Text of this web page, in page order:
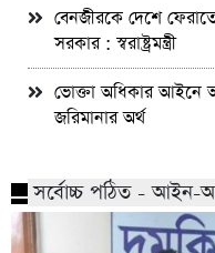
বেনজীরকে দেশে
সরকার : স্বরাষ্ট্রমন্ত্রী
ভোক্তা অধিকার আইনে
জরিমানার অর্থ
সর্বোচ্চ পঠিত - আইন-